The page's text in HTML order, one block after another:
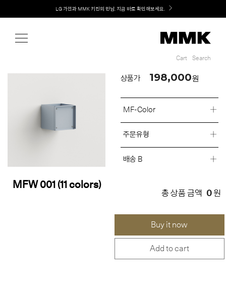
LG 가전과 MMK 키친의 만남. 지금 바로 확인해보세요.
Cart Search
MFW 001 (11 colors)
상품가 198,000원
MF-Color
주문유형
배송 B
총 상품 금액 0 원
Buy it now
Add to cart